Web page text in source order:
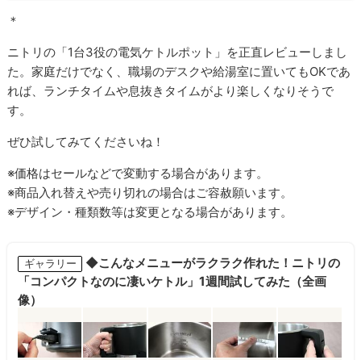
＊
ニトリの「1台3役の電気ケトルポット」を正直レビューしまし
た。家庭だけでなく、職場のデスクや給湯室に置いてもOKであ
れば、ランチタイムや息抜きタイムがより楽しくなりそうで
す。
ぜひ試してみてくださいね！
※価格はセールなどで変動する場合があります。
※商品入れ替えや売り切れの場合はご容赦願います。
※デザイン・種類数等は変更となる場合があります。
ギャラリー
◆こんなメニューがラクラク作れた！ニトリの
「コンパクトなのに凄いケトル」1週間試してみた（全画
像）